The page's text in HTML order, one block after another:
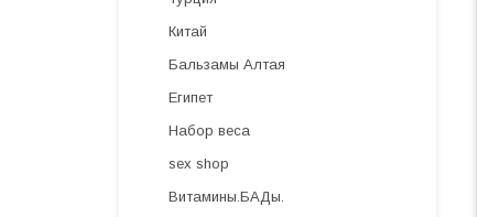
Китай
Бальзамы Алтая
Египет
Набор веса
sex shop
Витамины.БАДы.